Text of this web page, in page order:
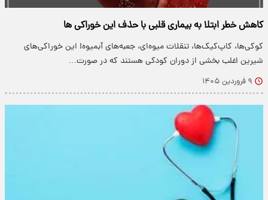
کاهش خطر ابتلا به بیماری قلبی با حذف این خوراکی ها
کوکی‌ها، کاپ‌کیک‌ها، تنقلات میوه‌ای، جعبه‌های آبمیوه! این خوراکی‌های
شیرین اغلب بخشی از دوران کودکی هستند که در صورت…
۹ فروردین ۱۴۰۵